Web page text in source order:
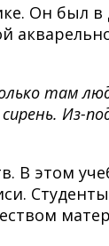
Он был
там
Из-
В этом
Студенты